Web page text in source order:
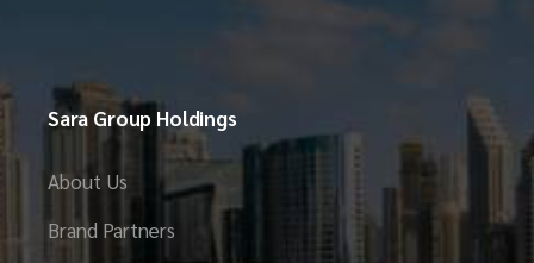
Sara Group Holdings
About Us
Brand Partners